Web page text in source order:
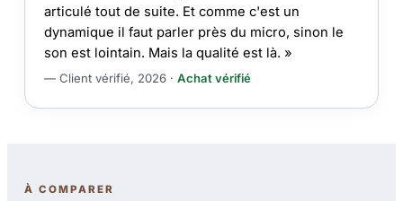
articulé tout de suite. Et comme c'est un
dynamique il faut parler près du micro, sinon le
son est lointain. Mais la qualité est là. »
— Client vérifié, 2026 · Achat vérifié
À COMPARER